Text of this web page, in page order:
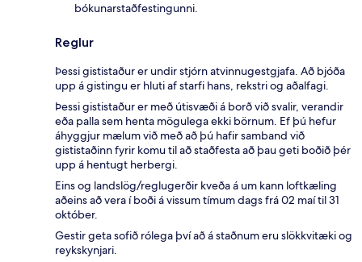
bókunarstaðfestingunni.
Reglur
Þessi gististaður er undir stjórn atvinnugestgjafa. Að bjóða
upp á gistingu er hluti af starfi hans, rekstri og aðalfagi.
Þessi gististaður er með útisvæði á borð við svalir, verandir
eða palla sem henta mögulega ekki börnum. Ef þú hefur
áhyggjur mælum við með að þú hafir samband við
gististaðinn fyrir komu til að staðfesta að þau geti boðið þér
upp á hentugt herbergi.
Eins og landslög/reglugerðir kveða á um kann loftkæling
aðeins að vera í boði á vissum tímum dags frá 02 maí til 31
október.
Gestir geta sofið rólega því að á staðnum eru slökkvitæki og
reykskynjari.